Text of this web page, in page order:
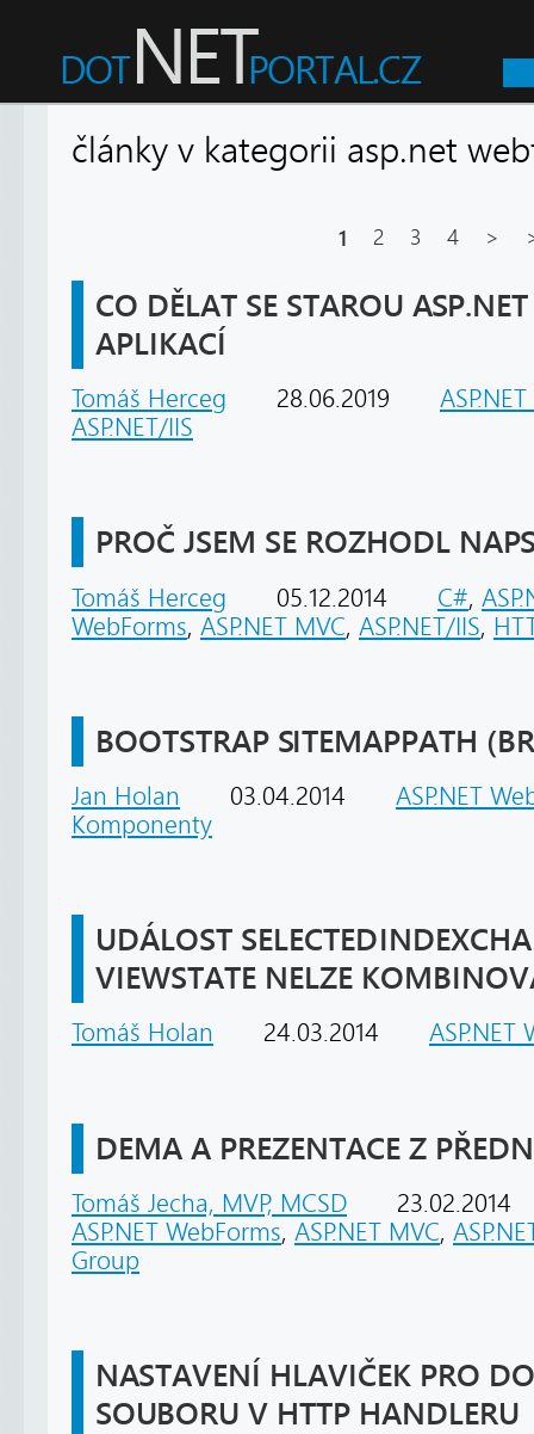
články v kategorii asp.net
1 2 3 4 >
CO DĚLAT SE STAROU
APLIKACÍ
Tomáš Herceg 28.06.2019
ASP.NET/IIS
PROČ JSEM SE ROZHODL
Tomáš Herceg 05.12.2014 C#,
WebForms, ASP.NET MVC, ASP.NET/IIS,
BOOTSTRAP SITEMAPPATH
Jan Holan 03.04.2014
ASP.NET
Komponenty
UDÁLOST
VIEWSTATE NELZE
Tomáš Holan 24.03.2014 ASP.NET
DEMA A PREZENTACE Z
Tomáš Jecha, MVP, MCSD
23.02.2014
ASP.NET WebForms, ASP.NET MVC,
Group
NASTAVENÍ HLAVIČEK PRO
SOUBORU V HTTP HANDLERU